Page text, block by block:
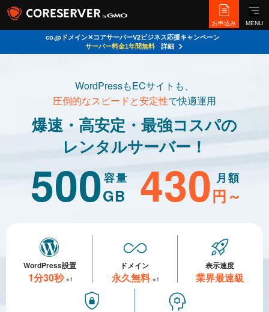
お申込み MENU
co.jpドメイン✕コアサーバーV2ビジネス応援キャンペーン
サーバー料金1年間無料
詳細
WordPressもECサイトも、
圧倒的なスピードと安定性で快適運用
爆速・高安定・最強コスパの
レンタルサーバー！
500GB
容量 430円～
月額
WordPress設置
1分30秒 ※1
ドメイン
永久無料 ※1
表示速度
業界最速級